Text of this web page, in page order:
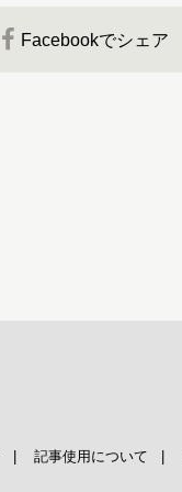
Facebookでシェア
記事使用について